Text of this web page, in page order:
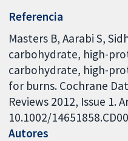
Referencia
Masters B, Aarabi S,
carbohydrate, high-
carbohydrate, high-
for burns. Cochrane
Reviews 2012, Issue 1.
10.1002/
Autores